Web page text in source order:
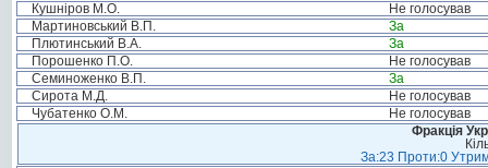
Кушніров М.О.
Не голосував
Мартиновський В.П.
За
Плютинський В.А.
За
Порошенко П.О.
Не голосував
Семиноженко В.П.
За
Сирота М.Д.
Не голосував
Чубатенко О.М.
Не голосував
Фракція
За:23 Проти:0